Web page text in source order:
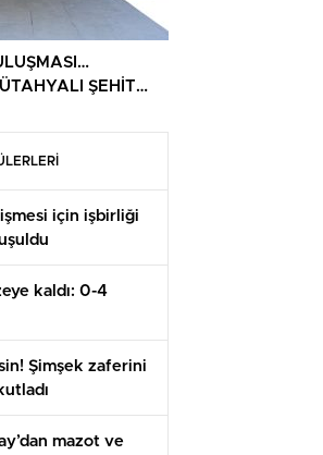
ŞEHİT
için işbirliği
kaldı: 0-4
Şimşek zaferini
mazot ve